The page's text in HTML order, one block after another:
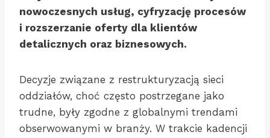
nowoczesnych usług, cyfryzację procesów
i rozszerzanie oferty dla klientów
detalicznych oraz biznesowych.
Decyzje związane z restrukturyzacją sieci
oddziałów, choć często postrzegane jako
trudne, były zgodne z globalnymi trendami
obserwowanymi w branży. W trakcie kadencji